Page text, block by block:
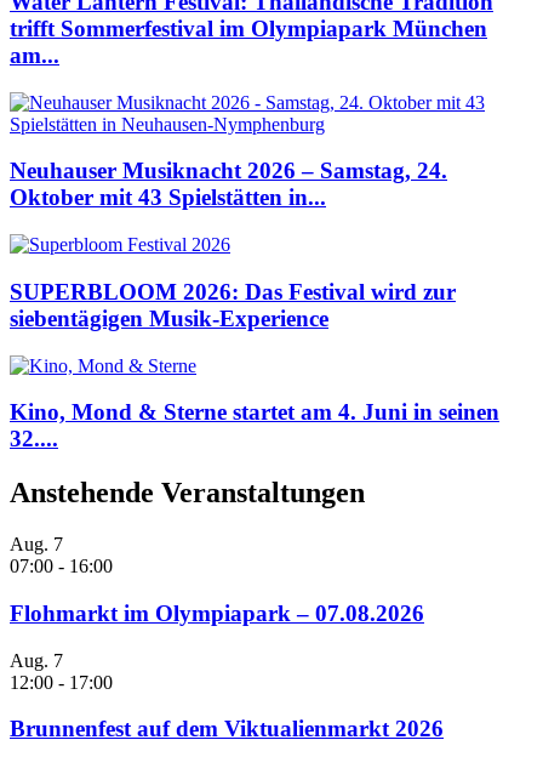
trifft Sommerfestival im Olympiapark München
am...
Neuhauser Musiknacht 2026 – Samstag, 24.
Oktober mit 43 Spielstätten in...
SUPERBLOOM 2026: Das Festival wird zur
siebentägigen Musik-Experience
Kino, Mond & Sterne startet am 4. Juni in seinen
32....
Anstehende Veranstaltungen
Aug. 7
07:00 - 16:00
Flohmarkt im Olympiapark – 07.08.2026
Aug. 7
12:00 - 17:00
Brunnenfest auf dem Viktualienmarkt 2026